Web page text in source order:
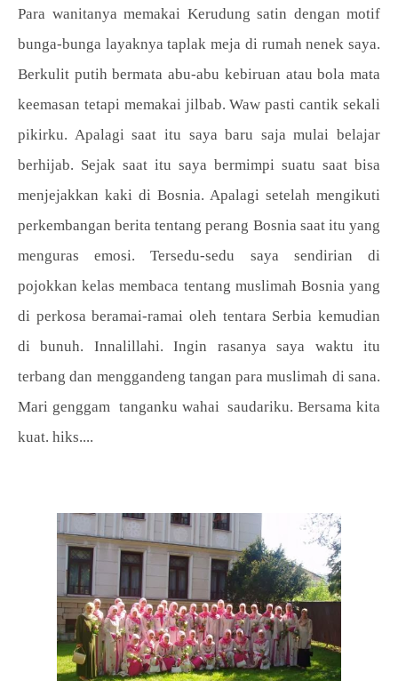
Para wanitanya memakai Kerudung satin dengan motif
bunga-bunga layaknya taplak meja di rumah nenek saya.
Berkulit putih bermata abu-abu kebiruan atau bola mata
keemasan tetapi memakai jilbab. Waw pasti cantik sekali
pikirku. Apalagi saat itu saya baru saja mulai belajar
berhijab. Sejak saat itu saya bermimpi suatu saat bisa
menjejakkan kaki di Bosnia. Apalagi setelah mengikuti
perkembangan berita tentang perang Bosnia saat itu yang
menguras emosi. Tersedu-sedu saya sendirian di
pojokkan kelas membaca tentang muslimah Bosnia yang
di perkosa beramai-ramai oleh tentara Serbia kemudian
di bunuh. Innalillahi. Ingin rasanya saya waktu itu
terbang dan menggandeng tangan para muslimah di sana.
Mari genggam tanganku wahai saudariku. Bersama kita
kuat. hiks....